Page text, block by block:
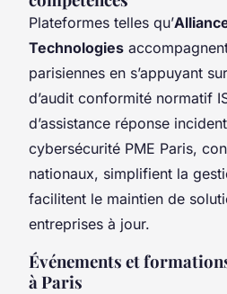
Plateformes telles qu’
Technologies
parisiennes en s’appuyant
d’audit conformité normatif
d’assistance réponse
cybersécurité PME Paris,
nationaux, simplifient la
facilitent le maintien de
entreprises à jour.
Événements et
à Paris